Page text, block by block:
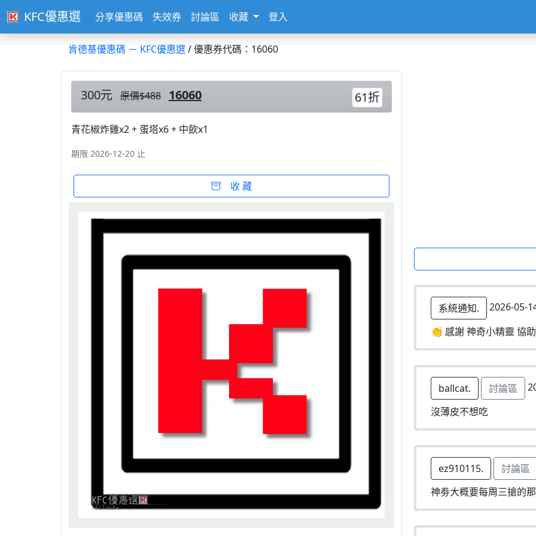
KFC優惠選 分享優惠碼 失效券 討論區 收藏 登入
肯德基優惠碼 － KFC優惠選/ 優惠券代碼：16060
300元 原價$488 16060 61折
青花椒炸雞x2 + 蛋塔x6 + 中飲x1
期限 2026-12-20 止
收 藏
系統通知.
2026-05-
👏 感謝 神奇小精靈 協
ballcat. 討論區
沒薄皮不想吃
ez910115. 討論區
神劵大概要每周三搶的